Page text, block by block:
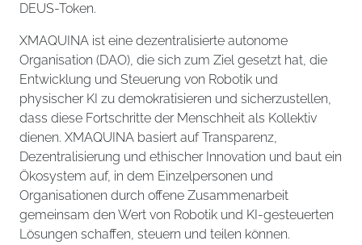
DEUS-Token.
XMAQUINA ist eine dezentralisierte autonome
Organisation (DAO), die sich zum Ziel gesetzt hat, die
Entwicklung und Steuerung von Robotik und
physischer KI zu demokratisieren und sicherzustellen,
dass diese Fortschritte der Menschheit als Kollektiv
dienen. XMAQUINA basiert auf Transparenz,
Dezentralisierung und ethischer Innovation und baut ein
Ökosystem auf, in dem Einzelpersonen und
Organisationen durch offene Zusammenarbeit
gemeinsam den Wert von Robotik und KI-gesteuerten
Lösungen schaffen, steuern und teilen können.